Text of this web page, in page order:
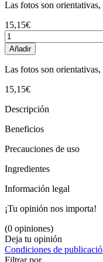
Las fotos son
15,15€
Añadir
Las fotos son
15,15€
Descripción
Beneficios
Precauciones de uso
Ingredientes
Información legal
¡Tu opinión nos importa!
(0 opiniones)
Deja tu opinión
Condiciones de
Filtrar por